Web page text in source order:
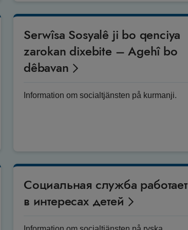
Serwîsa Sosyalê ji bo qenciya
zarokan dixebite – Agehî bo
dêbavan
Information om socialtjänsten på kurmanji.
Социальная служба работает
в интересах детей